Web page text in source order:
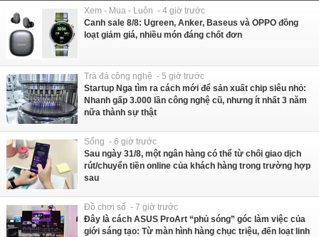
Xem - Mua - Luôn - 4 giờ trước
Canh sale 8/8: Ugreen, Anker, Baseus và OPPO đồng
loạt giảm giá, nhiều món đáng chốt đơn
Trà đá công nghệ - 5 giờ trước
Startup Nga tìm ra cách mới để sản xuất chip siêu nhỏ:
Nhanh gấp 3.000 lần công nghệ cũ, nhưng ít nhất 3 năm
nữa thành sự thật
Sống - 6 giờ trước
Sau ngày 31/8, một ngân hàng có thể từ chối giao dịch
rút/chuyển tiền online của khách hàng trong trường hợp
sau
Đồ chơi số - 7 giờ trước
Đây là cách ASUS ProArt “phủ sóng” góc làm việc của
giới sáng tạo: Từ màn hình hàng chục triệu, đến loạt linh